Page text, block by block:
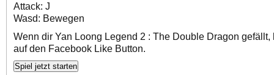
Attack: J
Wasd: Bewegen
Wenn dir Yan Loong Legend 2 : The Double Dragon gefällt,
auf den Facebook Like Button.